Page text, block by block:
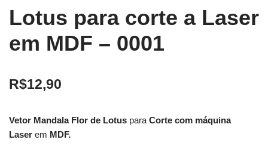
Lotus para corte a Laser
em MDF – 0001
R$12,90
Vetor Mandala Flor de Lotus para Corte com máquina
Laser em MDF.